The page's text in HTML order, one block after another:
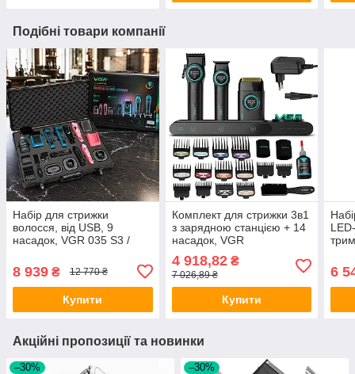
Подібні товари компанії
Набір для стрижки
волосся, від USB, 9
насадок, VGR 035 S3 /
Шейвер / Тример для
чоловіків
8 939 ₴ 12 770 ₴
Купити
Комплект для стрижки 3в1
з зарядною станцією + 14
насадок, VGR
Машинка для стрижки /
Тример чоловічий /
Шейвер
4 918,82₴
7 026,89 ₴
Купити
для
6
Акційні пропозиції та новинки
–30% –30%